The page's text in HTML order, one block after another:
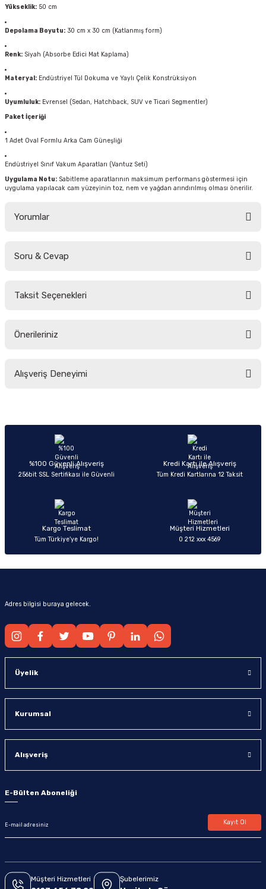
Yükseklik: 50 cm
Depolama Boyutu: 30 cm x 30 cm (Katlanmış form)
Renk: Siyah (Absorbe Edici Mat Kaplama)
Materyal: Endüstriyel Tül Dokuma ve Yaylı Çelik Konstrüksiyon
Uyumluluk: Evrensel (Sedan, Hatchback, SUV ve Ticari Segmentler)
Paket İçeriği
1 Adet Oval Formlu Arka Cam Güneşliği
Endüstriyel Sınıf Vakum Aparatları (Vantuz Seti)
Uygulama Notu: Sabitleme aparatlarının maksimum performans göstermesi için
uygulama yapılacak cam yüzeyinin toz, nem ve yağdan arındırılmış olması önerilir.
Yorumlar
Soru & Cevap
Taksit Seçenekleri
Önerileriniz
yetersiz gördüğünüz noktaları öneri formunu kullanarak tarafımıza
Ürün açıklamasında eksik bilgiler bulunuyor.
Ürün bilgilerinde hatalar bulunuyor.
Ürün fiyatı diğer sitelerden daha pahalı.
Alışveriş Deneyimi
Sitemize ilk yorumu siz yapın!
%100 Güvenli Alışveriş
256bit SSL Sertifikası ile Güvenli
Kredi Kartı ile Alışveriş
Tüm Kredi Kartlarına 12 Taksit
Kargo Teslimat
Tüm Türkiye’ye Kargo!
Müşteri Hizmetleri
0 212 xxx 4569
Adres bilgisi buraya gelecek.
Üyelik
Kurumsal
Alışveriş
E-Bülten Aboneliği
Kayıt Ol
Müşteri Hizmetleri Şubelerimiz